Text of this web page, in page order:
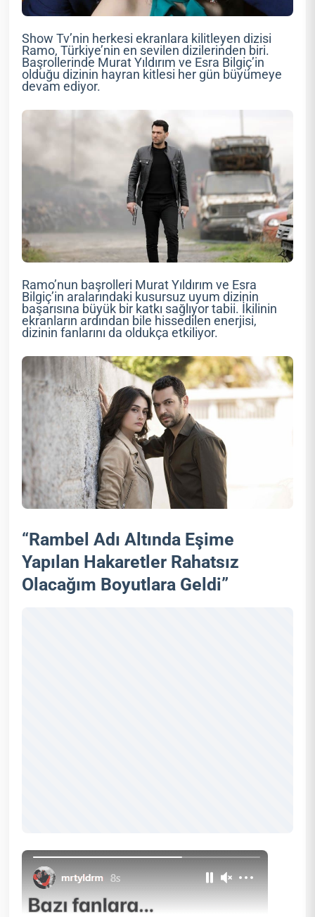
Show Tv’nin herkesi ekranlara kilitleyen dizisi
Ramo, Türkiye’nin en sevilen dizilerinden biri.
Başrollerinde Murat Yıldırım ve Esra Bilgiç’in
olduğu dizinin hayran kitlesi her gün büyümeye
devam ediyor.
Ramo’nun başrolleri Murat Yıldırım ve Esra
Bilgiç’in aralarındaki kusursuz uyum dizinin
başarısına büyük bir katkı sağlıyor tabii. İkilinin
ekranların ardından bile hissedilen enerjisi,
dizinin fanlarını da oldukça etkiliyor.
“Rambel Adı Altında Eşime
Yapılan Hakaretler Rahatsız
Olacağım Boyutlara Geldi”